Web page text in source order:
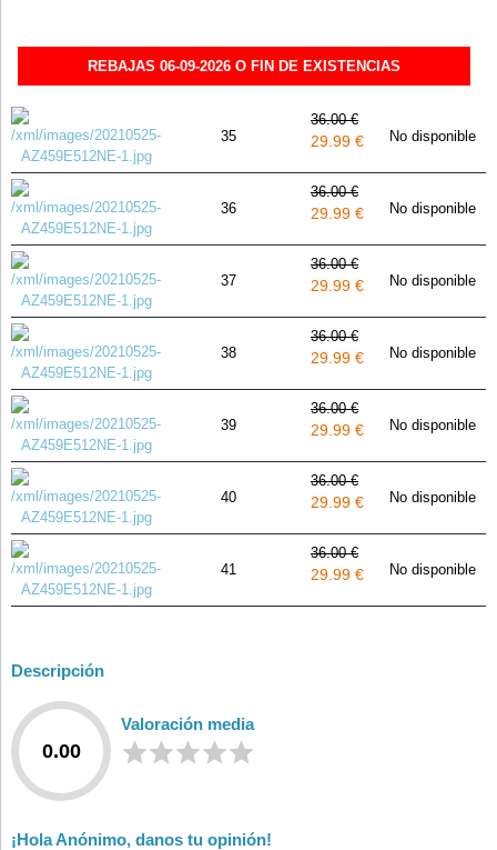
REBAJAS 06-09-2026 O FIN DE EXISTENCIAS
35
36.00 €
29.99 € No disponible
36
36.00 €
29.99 € No disponible
37
36.00 €
29.99 € No disponible
38
36.00 €
29.99 € No disponible
39
36.00 €
29.99 € No disponible
40
36.00 €
29.99 € No disponible
41
36.00 €
29.99 € No disponible
Descripción
0.00
Valoración media
¡Hola Anónimo, danos tu opinión!